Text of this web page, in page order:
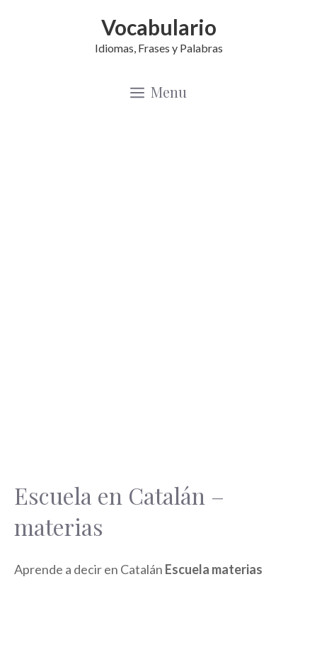
Vocabulario
Idiomas, Frases y Palabras
Menu
Escuela en Catalán –
materias
Aprende a decir en Catalán Escuela materias